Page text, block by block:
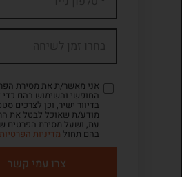
אני מאשר/ת את מסירת
החופשי והשימוש בהם כדי
בדיוור ישיר, וכן לצרכים
מודע/ת שאוכל לבטל את
עת, ושעל מסירת הפרטים
בהם תחול מדיניות הפרטיות
צרו עמי קשר